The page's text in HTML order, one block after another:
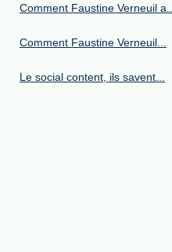
Comment Faustine Verneuil a...
Comment Faustine Verneuil...
Le social content, ils savent...